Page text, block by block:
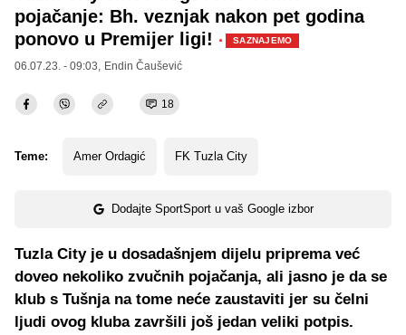
pojačanje: Bh. veznjak nakon pet godina
ponovo u Premijer ligi! · SAZNAJEMO
06.07.23. - 09:03, Endin Čaušević
18
Teme: Amer Ordagić FK Tuzla City
Dodajte SportSport u vaš Google izbor
Tuzla City je u dosadašnjem dijelu priprema već
doveo nekoliko zvučnih pojačanja, ali jasno je da se
klub s Tušnja na tome neće zaustaviti jer su čelni
ljudi ovog kluba završili još jedan veliki potpis.